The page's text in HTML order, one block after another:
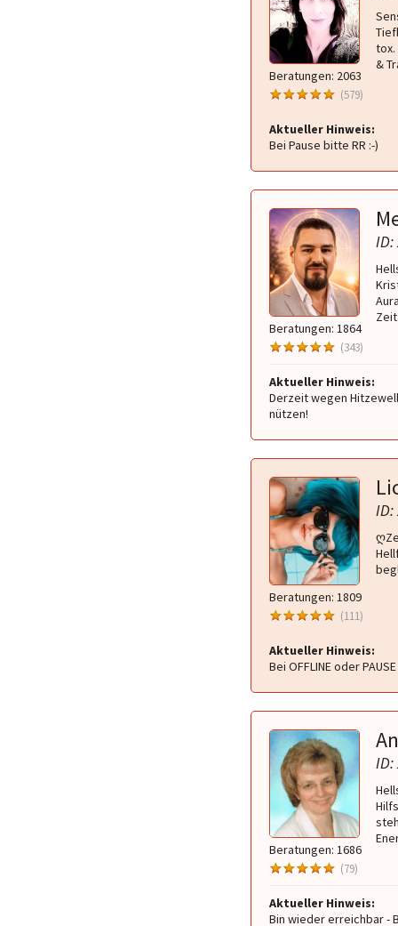
Beratungen: 2063
(579)
tox.
&
Aktueller Hinweis:
Bei Pause bitte RR :-)
Beratungen: 1864
(343)
ID:
Aktueller Hinweis:
Derzeit wegen
nützen!
Beratungen: 1809
(111)
ID:
Aktueller Hinweis:
Bei OFFLINE oder
Beratungen: 1686
(79)
ID:
Aktueller Hinweis:
Bin wieder erreichbar -